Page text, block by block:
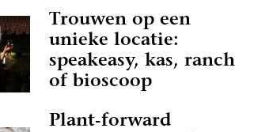
Trouwen op een
unieke locatie:
speakeasy, kas, ranch
of bioscoop
Plant-forward